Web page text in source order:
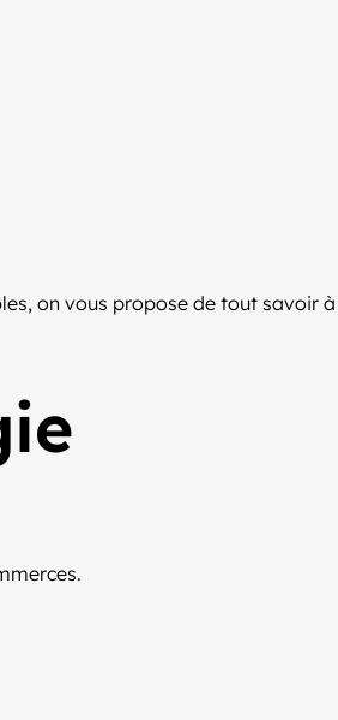
on vous propose de tout savoir à